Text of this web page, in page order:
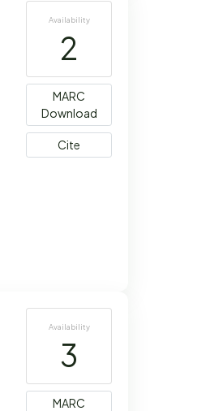
Availability
2
MARC
Download
Cite
Availability
3
MARC